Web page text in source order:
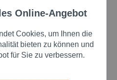
bis 199 °C
CFR 175.300)
Aktiv
Aktiv
Online-Angebot
Cookies, um Ihnen die
bieten zu können und
für Sie zu verbessern.